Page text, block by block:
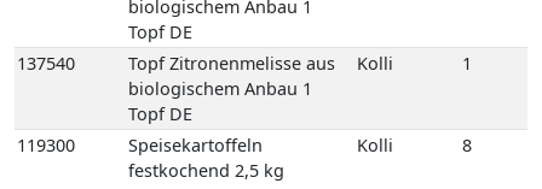
Speisekartoffeln
festkochend 2,5 kg
gepackt 8 Carryfresh 35+
DE GP H-grün
Speisekartoffeln
festkochend Annabelle
12,5 kg 35+ DE Netz-Säcke